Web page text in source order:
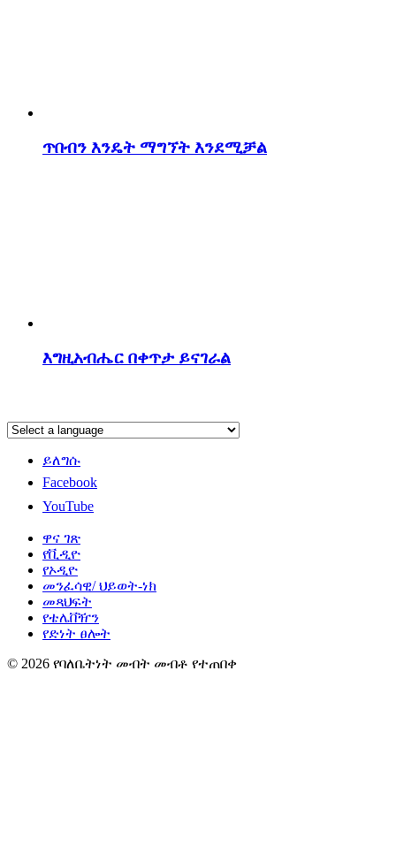
ጥበብን እንዴት ማግኘት እንደሚቻል
እግዚአብሔር በቀጥታ ይናገራል
ይለግሱ
Facebook
YouTube
ዋና ገጽ
የቪዲዮ
የኦዲዮ
መንፈሳዊ/ ህይወት-ነክ
መጻህፍት
የቴሌቨዥን
የድነት ፀሎት
© 2026 የባለቤትነት መብት መብቶ የተጠበቀ